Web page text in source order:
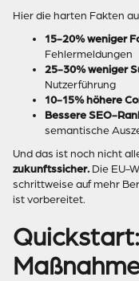
Hier die harten Fakten
15-20% weniger
Fehlermeldungen
25-30% weniger
Nutzerführung
10-15% höhere
Bessere SEO-
semantische
Und das ist noch nicht
zukunftssicher. Die EU-
schrittweise auf mehr
ist vorbereitet.